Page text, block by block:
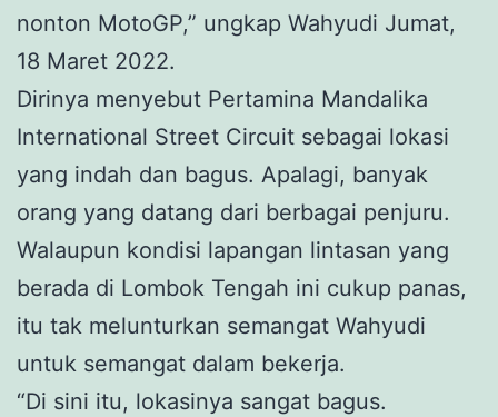
nonton MotoGP,” ungkap Wahyudi Jumat,
18 Maret 2022.
Dirinya menyebut Pertamina Mandalika
International Street Circuit sebagai lokasi
yang indah dan bagus. Apalagi, banyak
orang yang datang dari berbagai penjuru.
Walaupun kondisi lapangan lintasan yang
berada di Lombok Tengah ini cukup panas,
itu tak melunturkan semangat Wahyudi
untuk semangat dalam bekerja.
“Di sini itu, lokasinya sangat bagus.